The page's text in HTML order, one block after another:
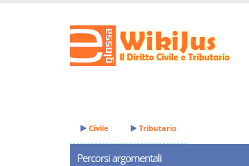
Civile Tributario
Percorsi argomentali